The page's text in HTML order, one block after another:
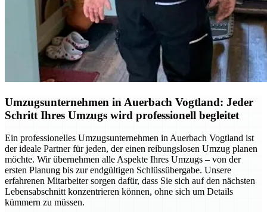
Umzugsunternehmen in Auerbach Vogtland: Jeder
Schritt Ihres Umzugs wird professionell begleitet
Ein professionelles Umzugsunternehmen in Auerbach Vogtland ist
der ideale Partner für jeden, der einen reibungslosen Umzug planen
möchte. Wir übernehmen alle Aspekte Ihres Umzugs – von der
ersten Planung bis zur endgültigen Schlüssübergabe. Unsere
erfahrenen Mitarbeiter sorgen dafür, dass Sie sich auf den nächsten
Lebensabschnitt konzentrieren können, ohne sich um Details
kümmern zu müssen.